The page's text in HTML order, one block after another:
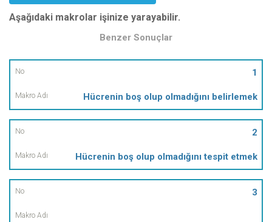
Aşağıdaki makrolar işinize yarayabilir.
Benzer Sonuçlar
No
Makro
Adı
1
Hücrenin boş olup olmadığını belirlemek
2
Hücrenin boş olup olmadığını tespit etmek
3